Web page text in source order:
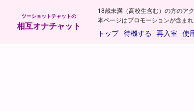
ツーショットチャットの
相互オナチャット
18歳未満（高校生含む）の方のア
本ページはプロモーションが含まれ
トップ 待機する 再入室 使